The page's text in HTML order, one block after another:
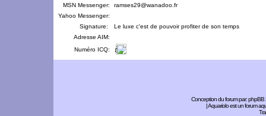
MSN Messenger:
ramses29@wanadoo.fr
Yahoo Messenger:
Signature:
Le luxe c'est de pouvoir profiter de son temps
Adresse AIM:
Numéro ICQ:
Conception du forum par:phpBB
| Aquariolo est un forum